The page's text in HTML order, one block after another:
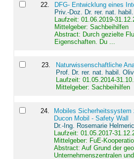
22
DFG- Entwicklung eines
Priv.-Doz. Dr. rer. nat.
Laufzeit: 01.06.2019-
Mittelgeber: Sachbeihilfen
Abstract: Durch gezielte
Eigenschaften. Du ...
23.
Naturwissenschaftliche
Prof. Dr. rer. nat. habil.
Laufzeit: 01.05.2014-
Mittelgeber: Sachbeihilfen
24.
Mobiles
Ducon Mobil - Safety Wall
Dr.-Ing. Rosemarie
Laufzeit: 01.05.2017-
Mittelgeber: FuE-
Abstract:Auf Grund der
Unternehmenszentralen